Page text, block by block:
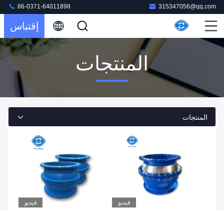
315347056@qq.com
86-0371-64011898
إقتباس
المنتجات
المنتجات
فيديو فيديو